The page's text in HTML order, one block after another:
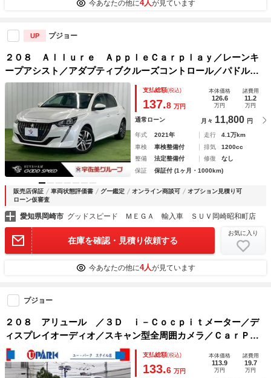
今あなたの他に4人が見ています
UP プジョー
２０８ Ａｌｌｕｒｅ ＡｐｐｌｅＣａｒｐｌａｙ／レーンキ
ープアシスト／アダプティブクルーズコントロール／パドルシ
フト／スマートキー／プッシュスタート／ＬＥＤヘッドライト
／ＥＴＣ車載器／オートエアコン／オートライト／
支払総額(税込)
137.8 万円
本体価格
126.6
万円
諸費用
11.2
万円
通常ローン 月々 11,800 円
年式 2021年 走行
4.1万km
車検
車検整備付 排気
1200cc
整備
法定整備付 修復
なし
保証
保証付 (1ヶ月・1000km)
販売店保証 車両状態評価書 グー鑑定 オンライン商談可
オプション見積り可
ローン仮審査
愛知県岡崎市 グッドスピード ＭＥＧＡ 輸入車 ＳＵＶ岡崎昭和町店
在庫を確認・見積り依頼する
お気に入り
今あなたの他に4人が見ています
プジョー
２０８ アリュール ／３Ｄ ｉ－Ｃｏｃｐｉｔメーター／デ
ィスプレイオーディオ／スキャン型全周囲カメラ／ＣａｒＰｌ
ａｙ／スマキー／アイドリングＳＴＯＰ／パドルシフト／ＬＥ
Ｄヘッド／オートＨｉビーム／Ｃソナー／ＡＣＣ／
支払総額(税込)
133.6 万円
本体価格
113.9
万円
諸費用
19.7
万円